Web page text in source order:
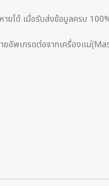
ายได้ เมื่อรับส่งข้อมูลครบ
ยอัพเกรดต่อจากเครื่องแม่